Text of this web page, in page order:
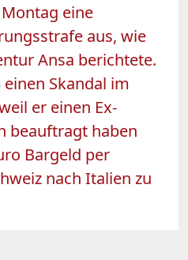
eine
aus, wie
Ansa berichtete.
Skandal im
er einen Ex-
beauftragt haben
Bargeld per
nach Italien zu